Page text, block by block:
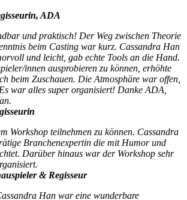
ADA
und praktisch! Der Weg zwischen Theorie
beim Casting war kurz. Cassandra Han
und leicht, gab echte Tools an die Hand.
innen ausprobieren zu können, erhöhte
beim Zuschauen. Die Atmosphäre war offen,
war alles super organisiert! Danke ADA,
.
Workshop teilnehmen zu können. Cassandra
Branchenexpertin die mit Humor und
Darüber hinaus war der Workshop sehr
& Regisseur
Han war eine wunderbare